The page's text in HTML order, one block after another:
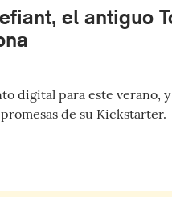
el antiguo
digital para este verano,
de su Kickstarter.